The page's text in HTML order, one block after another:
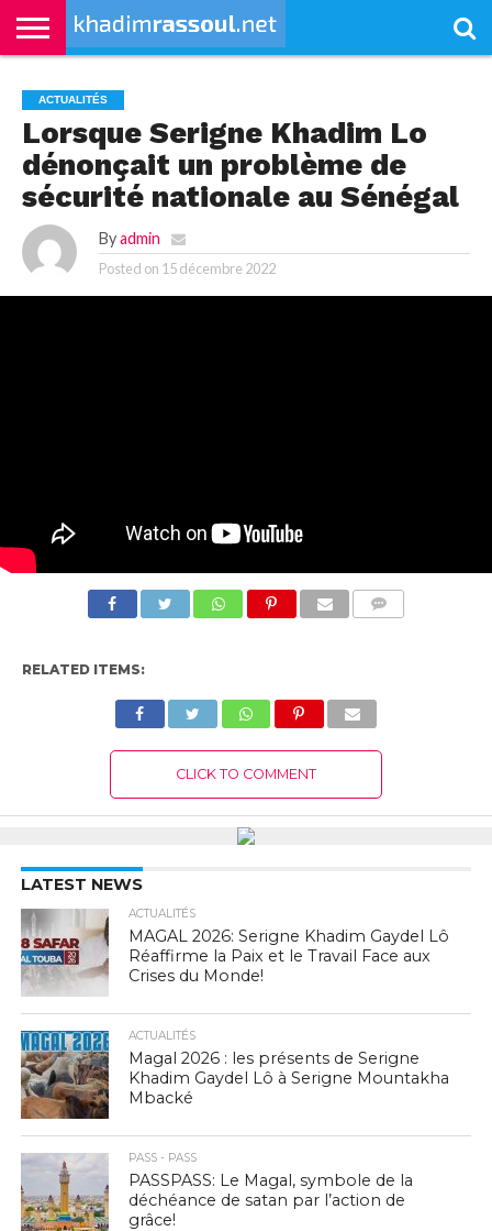
KHADIMRASSOUL
LE
MOURIDISME
ACTUALITÉS
CONTRIBUTIONS
PASS
–
NETALI
BOROM
L’ISLAM
VIDÉOS
ACTUALITÉS
Lorsque Serigne Khadim Lo
dénonçait un problème de
sécurité nationale au Sénégal
By admin
Posted on 15 décembre 2022
RELATED ITEMS:
CLICK TO COMMENT
LATEST NEWS
ACTUALITÉS
MAGAL 2026: Serigne Khadim Gaydel Lô
Réaffirme la Paix et le Travail Face aux
Crises du Monde!
ACTUALITÉS
Magal 2026 : les présents de Serigne
Khadim Gaydel Lô à Serigne Mountakha
Mbacké
PASS - PASS
PASSPASS: Le Magal, symbole de la
déchéance de satan par l’action de
grâce!